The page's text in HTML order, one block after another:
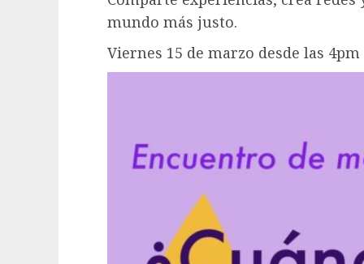
mundo más justo.
Viernes 15 de marzo desde las